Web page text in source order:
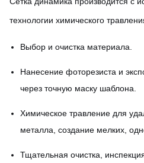
технологии химического
Выбор и очистка материала.
Нанесение фоторезиста и
через точную маску шаблона.
Химическое травление для
металла, создание мелких,
Тщательная очистка,